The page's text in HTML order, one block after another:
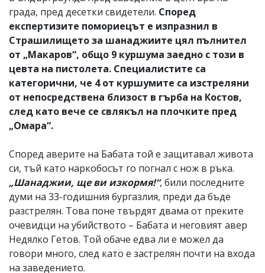
града, пред десетки свидетели. Според
експертизите помориецът е изпразнил в
Страшилището за шанаджиите цял пълнител
от „Макаров“, общо 9 куршума заедно с този в
цевта на пистолета. Специалистите са
категорични, че 4 от куршумите са изстреляни
от непосредствена близост в гърба на Костов,
след като вече се свлякъл на плочките пред
„Омара“.
Според аверите на Бабата той е защитавал живота
си, тъй като наркобосът го погнал с нож в ръка.
„Шанаджии, ще ви изкормя!“, били последните
думи на 33-годишния бургазлия, преди да бъде
разстрелян. Това поне твърдят двама от преките
очевидци на убийството – Бабата и неговият авер
Недялко Гетов. Той обаче едва ли е можел да
говори много, след като е застрелян почти на входа
на заведението.